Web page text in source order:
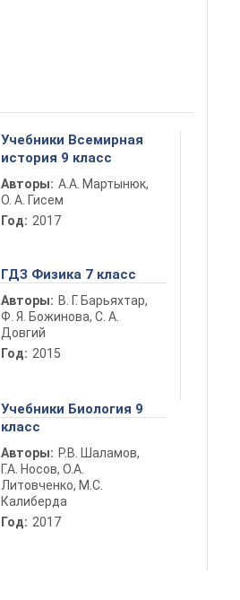
Учебники Всемирная
история 9 класс
Авторы: А.А. Мартынюк,
О. А. Гисем
Год: 2017
ГДЗ Физика 7 класс
Авторы: В. Г. Барьяхтар,
Ф. Я. Божинова, С. А.
Довгий
Год: 2015
Учебники Биология 9
класс
Авторы: Р.В. Шаламов,
Г.А. Носов, О.А.
Литовченко, М.С.
Калиберда
Год: 2017